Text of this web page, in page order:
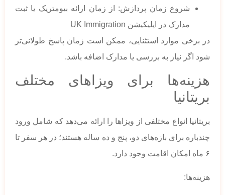
شروع زمان پردازش: از زمان ارائه بیومتریک یا ثبت
مدارک در اپلیکیشن UK Immigration
در برخی موارد استثنایی، ممکن است زمان پاسخ طولانی‌تر
شود اگر نیاز به بررسی یا مدارک اضافه باشد.
هزینه‌ها برای ویزاهای مختلف
بریتانیا
بریتانیا انواع مختلفی از ویزاها را ارائه می‌دهد که شامل ورود
چندباره برای بازه‌های دو، پنج و ده ساله هستند؛ در هر سفر تا
۶ ماه امکان اقامت وجود دارد.
هزینه‌ها: